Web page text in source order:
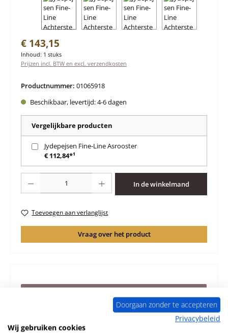
Normale prijs:
€ 143,15
Inhoud: 1 stuks
Prijzen incl. BTW en excl. verzendkosten
Productnummer: 01065918
Beschikbaar, levertijd: 4-6 dagen
Vergelijkbare producten
Jydepejsen Fine-Line Asrooster
€ 112,84*¹
In de winkelmand
Toevoegen aan verlanglijst
Vraag over het product
Origineel Achterste muur steen B voor de Jydepejsen
Fine-Line Volgens de ervaring geschikt voor de modellen
uit bouwjaar 0…Meer
Doorgaan zonder te accepteren
Privacybeleid
Wij gebruiken cookies